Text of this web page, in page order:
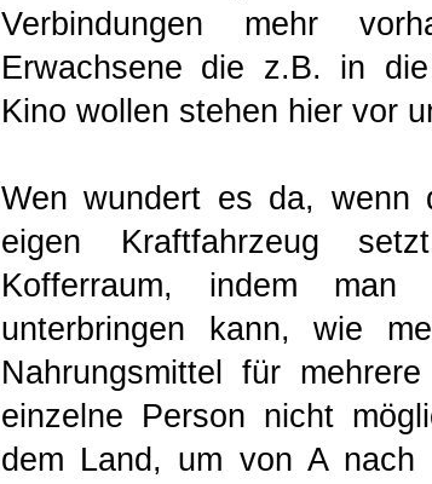
Verbindungen mehr
Erwachsene die z.B. in
Kino wollen stehen hier vor
Wen wundert es da, wenn
eigen Kraftfahrzeug
Kofferraum, indem man
unterbringen kann, wie
Nahrungsmittel für
einzelne Person nicht
dem Land, um von A